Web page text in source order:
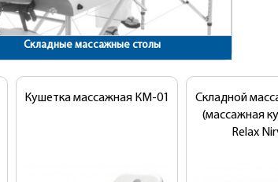
Складные массажные столы
Кушетка массажная КМ-01
Складной
(массажная
Relax